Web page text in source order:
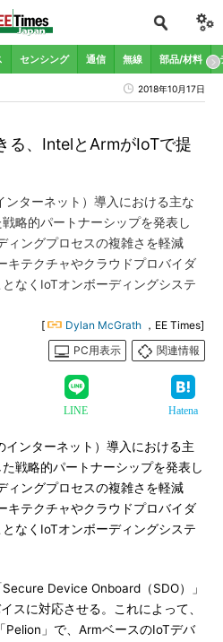
センシング 通信 無線 部品/材料
2018年10月17日
る、IntelとArmがIoTで提
ターネット）導入における主な
略的パートナーシップを発表し
ィングプロセスの複雑さを軽減
キテクチャやクラウドプロバイダ
なくIoTオンボーディングシステ
[ Dylan McGrath ，EE Times]
PC用表示
関連情報
LINE Hatena
ンターネット）導入における主
戦略的パートナーシップを発表し
ィングプロセスの複雑さを軽減
キテクチャやクラウドプロバイダ
なくIoTオンボーディングシステ
Device Onboard（SDO）」
スに対応させる。これによって、
Pelion」で、ArmベースのIoTデバ